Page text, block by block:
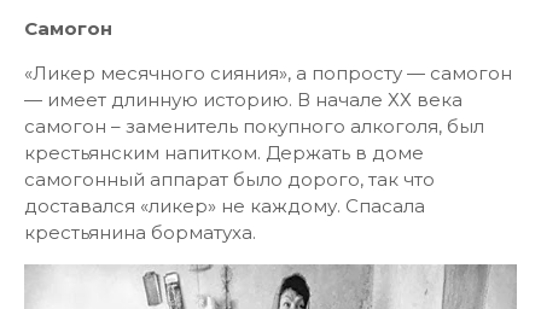
Самогон
«Ликер месячного сияния», а попросту — самогон
— имеет длинную историю. В начале ХХ века
самогон – заменитель покупного алкоголя, был
крестьянским напитком. Держать в доме
самогонный аппарат было дорого, так что
доставался «ликер» не каждому. Спасала
крестьянина борматуха.